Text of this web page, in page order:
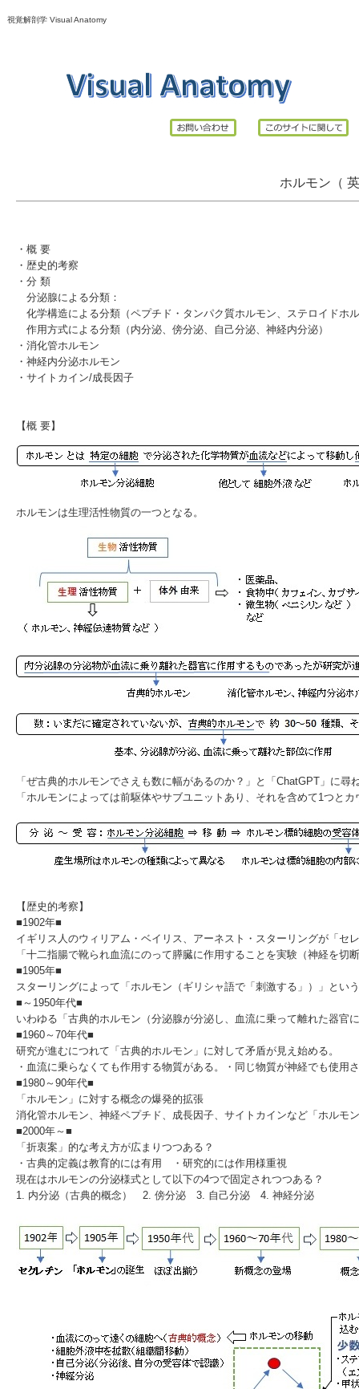
視覚解剖学 Visual Anatomy
ホルモン（
・ 概 要
・ 歴史的考察
・ 分 類
分泌腺による分類：
化学構造による分類（ペプチド・タンパク質ホルモン、 ステロイドホ
作用方式による分類（ 内分泌、 傍分泌、 自己分泌、 神経内分泌）
・ 消化管ホルモン
・ 神経内分泌ホルモン
・ サイトカイン/成長因子
【概 要】
ホルモンは生理活性物質の一つとなる。
「ぜ古典的ホルモンでさえも数に幅があるのか？」と「ChatGPT」に尋
「ホルモンによっては前駆体やサブユニットあり、それを含めて1つと
【歴史的考察】
■1902年■
イギリス人のウィリアム・ベイリス、アーネスト・スターリングが「 セ
「十二指腸で靴られ血流にのって膵臓に作用することを実験（神経を切
■1905年■
スターリングによって「 ホルモン （ギリシャ語で「刺激する」）」とい
■～1950年代■
いわゆる「 古典的ホルモン （分泌腺が分泌し、血流に乗って離れた器
■1960～70年代■
研究が進むにつれて「古典的ホルモン」に対して矛盾が見え始める。
・血流に乗らなくても作用する物質がある。・同じ物質が神経でも使用
■1980～90年代■
「ホルモン」に対する概念の爆発的拡張
消化管ホルモン、神経ペプチド、成長因子、サイトカインなど「ホルモ
■2000年～■
「折衷案」的な考え方が広まりつつある？
・古典的定義は教育的には有用 ・研究的には作用様重視
現在はホルモンの分泌様式として以下の4つで固定されつつある？
1. 内分泌（古典的概念） 2. 傍分泌 3. 自己分泌 4. 神経分泌